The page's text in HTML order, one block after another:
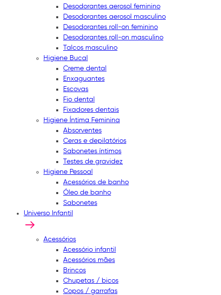
Desodorantes aerosol feminino
Desodorantes aerosol masculino
Desodorantes roll-on feminino
Desodorantes roll-on masculino
Talcos masculino
Higiene Bucal
Creme dental
Enxaguantes
Escovas
Fio dental
Fixadores dentais
Higiene Íntima Feminina
Absorventes
Ceras e depilatórios
Sabonetes íntimos
Testes de gravidez
Higiene Pessoal
Acessórios de banho
Óleo de banho
Sabonetes
Universo Infantil
Acessórios
Acessório infantil
Acessórios mães
Brincos
Chupetas / bicos
Copos / garrafas